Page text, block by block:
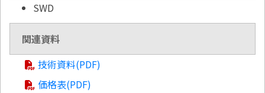
SWD
関連資料
技術資料(PDF)
価格表(PDF)